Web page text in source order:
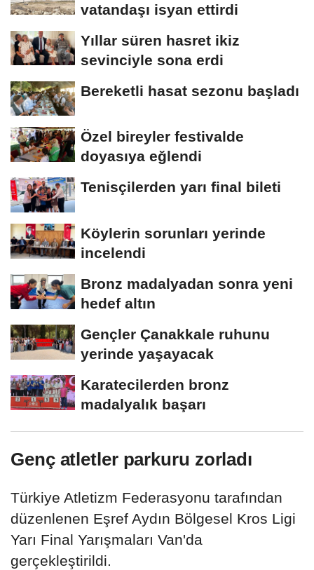
vatandaşı isyan ettirdi
Yıllar süren hasret ikiz
sevinciyle sona erdi
Bereketli hasat sezonu başladı
Özel bireyler festivalde
doyasıya eğlendi
Tenisçilerden yarı final bileti
Köylerin sorunları yerinde
incelendi
Bronz madalyadan sonra yeni
hedef altın
Gençler Çanakkale ruhunu
yerinde yaşayacak
Karatecilerden bronz
madalyalık başarı
Genç atletler parkuru zorladı
Türkiye Atletizm Federasyonu tarafından
düzenlenen Eşref Aydın Bölgesel Kros Ligi
Yarı Final Yarışmaları Van'da
gerçekleştirildi.